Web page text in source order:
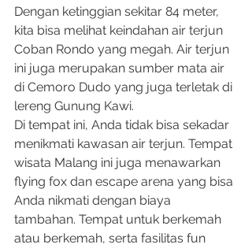
Dengan ketinggian sekitar 84 meter,
kita bisa melihat keindahan air terjun
Coban Rondo yang megah. Air terjun
ini juga merupakan sumber mata air
di Cemoro Dudo yang juga terletak di
lereng Gunung Kawi.
Di tempat ini, Anda tidak bisa sekadar
menikmati kawasan air terjun. Tempat
wisata Malang ini juga menawarkan
flying fox dan escape arena yang bisa
Anda nikmati dengan biaya
tambahan. Tempat untuk berkemah
atau berkemah, serta fasilitas fun